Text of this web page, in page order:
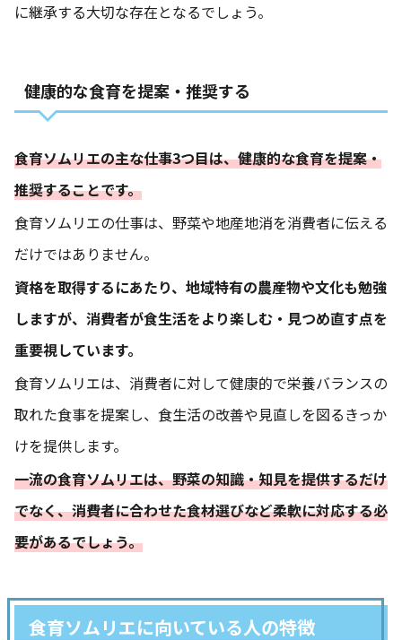
に継承する大切な存在となるでしょう。
健康的な食育を提案・推奨する
食育ソムリエの主な仕事3つ目は、健康的な食育を提案・
推奨することです。
食育ソムリエの仕事は、野菜や地産地消を消費者に伝える
だけではありません。
資格を取得するにあたり、地域特有の農産物や文化も勉強
しますが、消費者が食生活をより楽しむ・見つめ直す点を
重要視しています。
食育ソムリエは、消費者に対して健康的で栄養バランスの
取れた食事を提案し、食生活の改善や見直しを図るきっか
けを提供します。
一流の食育ソムリエは、野菜の知識・知見を提供するだけ
でなく、消費者に合わせた食材選びなど柔軟に対応する必
要があるでしょう。
食育ソムリエに向いている人の特徴